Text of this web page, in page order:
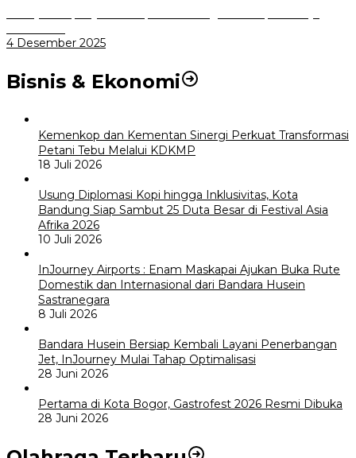
4 Desember 2025
Bisnis & Ekonomi
Kemenkop dan Kementan Sinergi Perkuat Transformasi
Petani Tebu Melalui KDKMP
18 Juli 2026
Usung Diplomasi Kopi hingga Inklusivitas, Kota
Bandung Siap Sambut 25 Duta Besar di Festival Asia
Afrika 2026
10 Juli 2026
InJourney Airports : Enam Maskapai Ajukan Buka Rute
Domestik dan Internasional dari Bandara Husein
Sastranegara
8 Juli 2026
Bandara Husein Bersiap Kembali Layani Penerbangan
Jet, InJourney Mulai Tahap Optimalisasi
28 Juni 2026
Pertama di Kota Bogor, Gastrofest 2026 Resmi Dibuka
28 Juni 2026